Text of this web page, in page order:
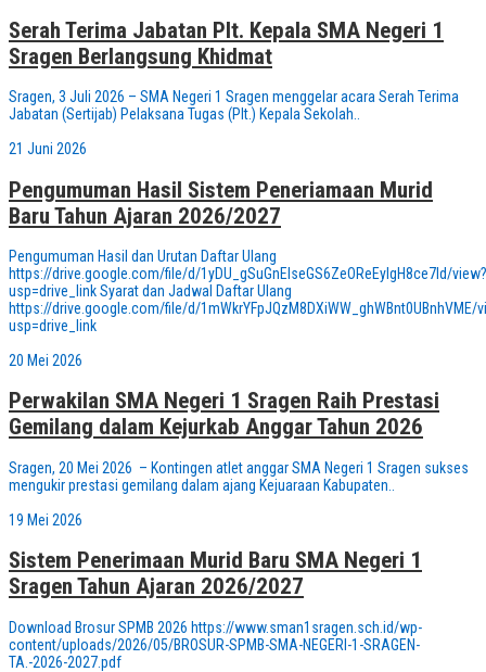
Serah Terima Jabatan Plt. Kepala SMA Negeri 1
Sragen Berlangsung Khidmat
Sragen, 3 Juli 2026 – SMA Negeri 1 Sragen menggelar acara Serah Terima
Jabatan (Sertijab) Pelaksana Tugas (Plt.) Kepala Sekolah..
21 Juni 2026
Pengumuman Hasil Sistem Peneriamaan Murid
Baru Tahun Ajaran 2026/2027
Pengumuman Hasil dan Urutan Daftar Ulang
https://drive.google.com/file/d/1yDU_gSuGnElseGS6ZeOReEylgH8ce7Id/view?
usp=drive_link Syarat dan Jadwal Daftar Ulang
https://drive.google.com/file/d/1mWkrYFpJQzM8DXiWW_ghWBnt0UBnhVME/
usp=drive_link
20 Mei 2026
Perwakilan SMA Negeri 1 Sragen Raih Prestasi
Gemilang dalam Kejurkab Anggar Tahun 2026
Sragen, 20 Mei 2026 – Kontingen atlet anggar SMA Negeri 1 Sragen sukses
mengukir prestasi gemilang dalam ajang Kejuaraan Kabupaten..
19 Mei 2026
Sistem Penerimaan Murid Baru SMA Negeri 1
Sragen Tahun Ajaran 2026/2027
Download Brosur SPMB 2026 https://www.sman1sragen.sch.id/wp-
content/uploads/2026/05/BROSUR-SPMB-SMA-NEGERI-1-SRAGEN-
TA.-2026-2027.pdf